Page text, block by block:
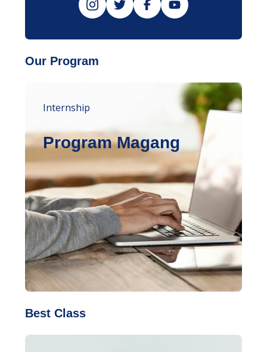
Our Program
Internship
Program Magang
Best Class